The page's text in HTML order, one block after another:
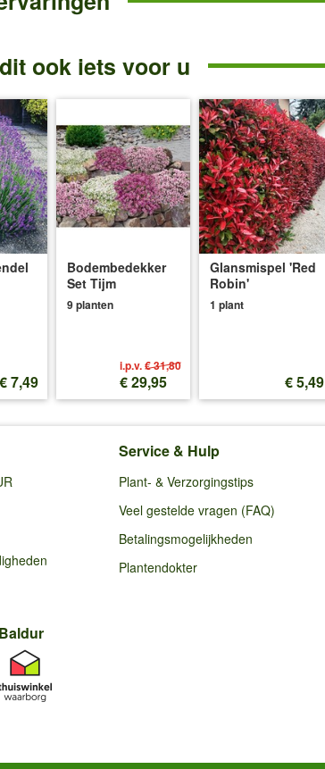
ook iets voor u
€ 7,49
Bodembedekker
Set Tijm
9 planten
i.p.v.€ 31,80
€ 29,95
Glansmispel 'Red
Robin'
1 plant
€ 5,49
Service & Hulp
Plant- & Verzorgingstips
Veel gestelde vragen (FAQ)
Betalingsmogelijkheden
Plantendokter